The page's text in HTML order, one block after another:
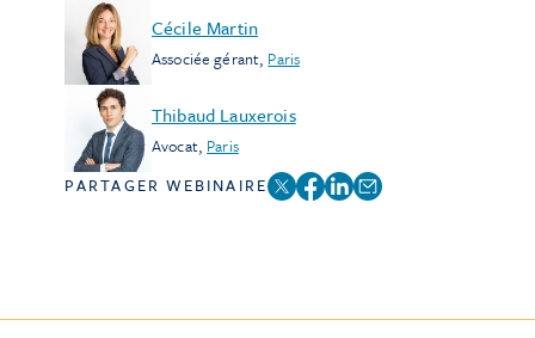
Cécile Martin
Associée gérant, Paris
Thibaud Lauxerois
Avocat, Paris
PARTAGER WEBINAIRE